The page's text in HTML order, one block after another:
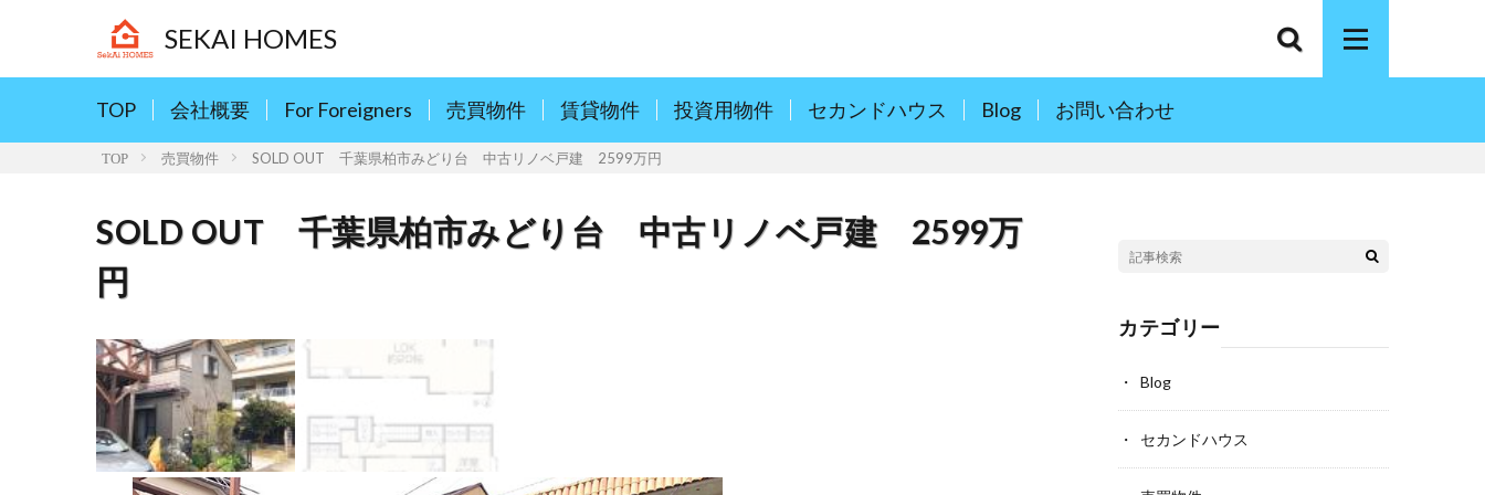
SEKAI HOMES
TOP 会社概要 For Foreigners 売買物件 賃貸物件 投資用物件 セカンドハウス Blog お問い合わせ
TOP 売買物件 SOLD OUT 千葉県柏市みどり台 中古リノベ戸建 2599万円
SOLD OUT 千葉県柏市みどり台 中古リノベ戸建 2599万
円
カテゴリー
Blog
セカンドハウス